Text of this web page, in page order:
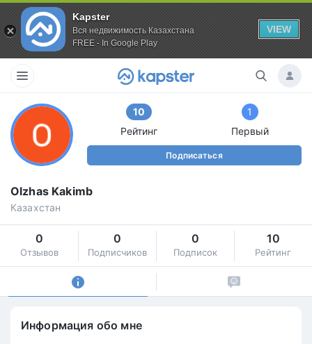
Kapster
Вся недвижимость Казахстана
FREE - In Google Play
VIEW
10
Рейтинг
1
Первый
Подписаться
Olzhas Kakimb
Казахстан
0
Отзывов
0
Подписчиков
0
Подписок
10
Рейтинг
Информация обо мне